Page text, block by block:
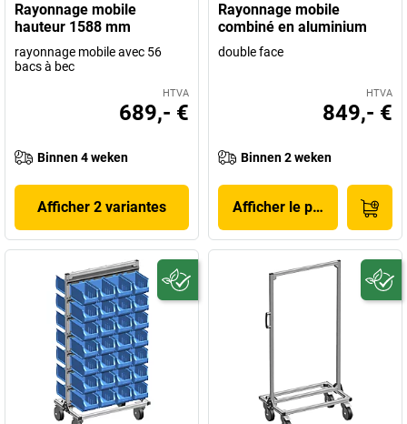
Rayonnage mobile
hauteur 1588 mm
rayonnage mobile avec 56
bacs à bec
HTVA
689,- €
Binnen 4 weken
Afficher 2 variantes
Rayonnage mobile
combiné en aluminium
double face
HTVA
849,- €
Binnen 2 weken
Afficher le produit